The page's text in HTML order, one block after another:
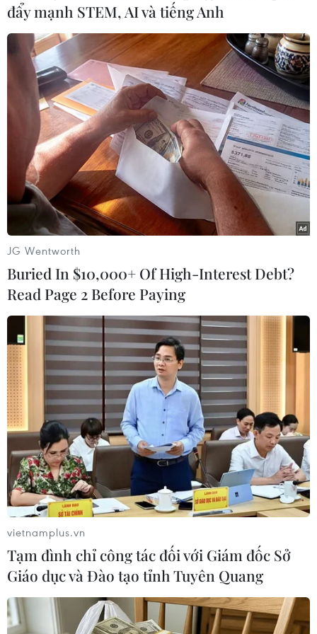
#Thành phố Hồ Chí Minh
#COVID-19
#Trung tâm Kiểm soát Bệnh tật Thành phố Hồ Chí Minh
Tp. Hồ Chí Minh
TIN LIÊN QUAN
đẩy mạnh STEM, AI và tiếng Anh
JG Wentworth
Buried In $10,000+ Of High-Interest Debt?
Read Page 2 Before Paying
vietnamplus.vn
Tạm đình chỉ công tác đối với Giám đốc Sở
Giáo dục và Đào tạo tỉnh Tuyên Quang